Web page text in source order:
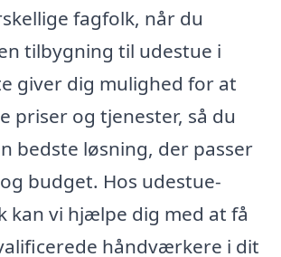
fagfolk, når du
tilbygning til udestue i
giver dig mulighed for at
priser og tjenester, så du
bedste løsning, der passer
budget. Hos udestue-
kan vi hjælpe dig med at få
håndværkere i dit